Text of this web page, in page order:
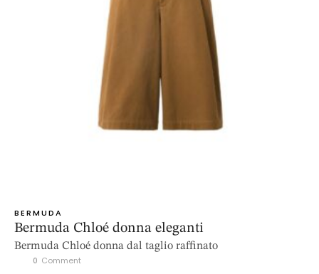
BERMUDA
Bermuda Chloé donna eleganti
Bermuda Chloé donna dal taglio raffinato
0 Comment